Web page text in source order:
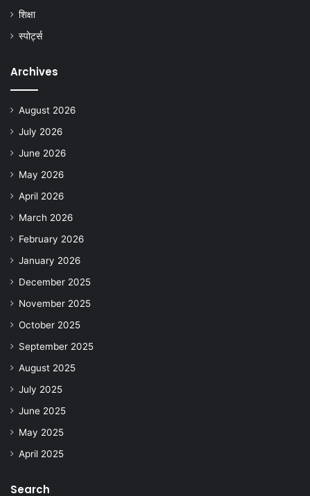
शिक्षा
स्पोर्ट्स
Archives
August 2026
July 2026
June 2026
May 2026
April 2026
March 2026
February 2026
January 2026
December 2025
November 2025
October 2025
September 2025
August 2025
July 2025
June 2025
May 2025
April 2025
Search